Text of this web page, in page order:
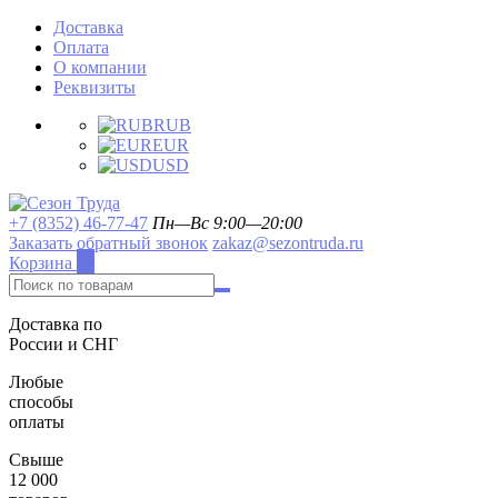
Доставка
Оплата
О компании
Реквизиты
RUB
EUR
USD
+7 (8352) 46-77-47 Пн—Вс 9:00—20:00
Заказать обратный звонок zakaz@sezontruda.ru
Корзина
Доставка по
России и СНГ
Любые
способы
оплаты
Свыше
12 000